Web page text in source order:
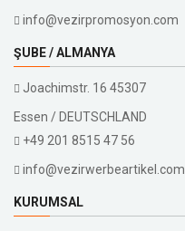
info@vezirpromosyon.com
ŞUBE / ALMANYA
Joachimstr. 16 45307
Essen / DEUTSCHLAND
+49 201 8515 47 56
info@vezirwerbeartikel.com
KURUMSAL